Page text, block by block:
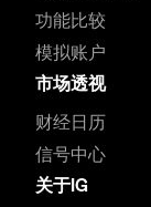
功能比较
模拟账户
市场透视
财经日历
信号中心
关于IG